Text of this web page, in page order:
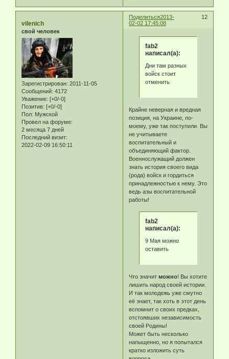
Поделиться 12
2013-
02-02 17:45:08
vilenich
свой человек
Зарегистрирован: 2011-11-05
Сообщений: 4172
Уважение: [+0/-0]
Позитив: [+0/-0]
Пол: Мужской
Провел на форуме:
2 месяца 7 дней
Последний визит:
2022-02-09 16:50:11
fab2
написал(а):
Дни там разных
войск стоит
отменить
Крайне неверная и вредная
позиция, на Украине, по-
моему, уже так поступили. Вы
не учитываете
воспитательный и
объединяющий фактор.
Военнослужащий должен
знать история своего вида
(рода) войск и гордиться
принадлежностью к нему. Это
ведь азы воспитательной
работы!
fab2
написал(а):
9 Мая можно
оставить
Что значитможно! Вы хотите
лишить народ своей истории.
И так молодежь уже смутно
её знает, так хоть в этот день
вспомнит о своих предках,
отстоявших независимость
своей Родины!
Может быть несколько
напыщенно, но я попытался
кратко изложить суть